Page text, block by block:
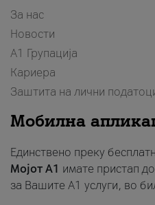
За нас
Новости
А1 Групација
Кариера
Заштита на лични
Мобилна
Единствено преку
Мојот A1 имате пристап
за Вашите A1 услуги, во